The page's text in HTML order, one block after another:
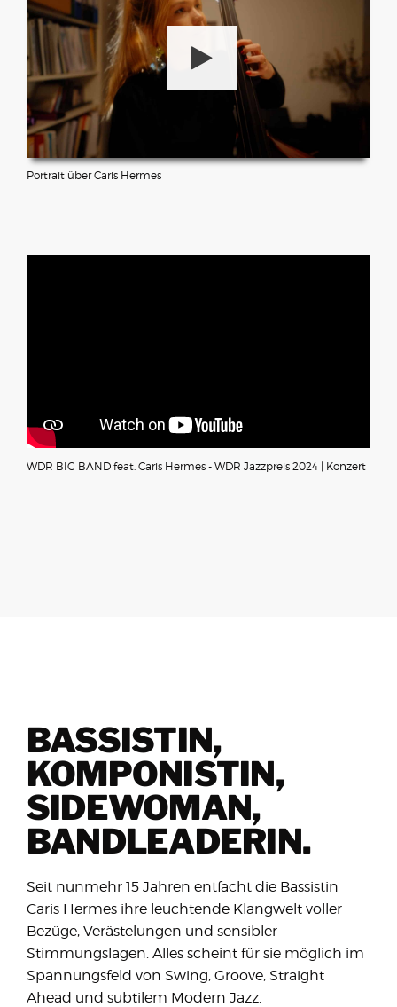
Portrait über Caris Hermes
WDR BIG BAND feat. Caris Hermes - WDR Jazzpreis 2024 | Konzert
BASSISTIN,
KOMPONISTIN,
SIDEWOMAN,
BANDLEADERIN.
Seit nunmehr 15 Jahren entfacht die Bassistin
Caris Hermes ihre leuchtende Klangwelt voller
Bezüge, Verästelungen und sensibler
Stimmungslagen. Alles scheint für sie möglich im
Spannungsfeld von Swing, Groove, Straight
Ahead und subtilem Modern Jazz.